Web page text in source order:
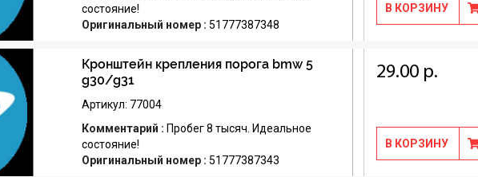
состояние!
Оригинальный номер : 51777387348
В КОРЗИНУ
Кронштейн крепления порога bmw 5
g30/g31
Артикул: 77004
Комментарий : Пробег 8 тысяч. Идеальное
состояние!
Оригинальный номер : 51777387343
29.00 р.
В КОРЗИНУ